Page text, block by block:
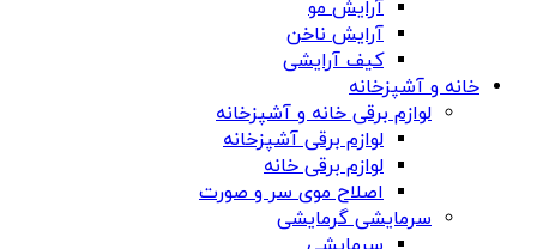
آرایش مو
آرایش ناخن
کیف آرایشی
خانه و آشپزخانه
لوازم برقی خانه و آشپزخانه
لوازم برقی آشپزخانه
لوازم برقی خانه
اصلاح موی سر و صورت
سرمایشی گرمایشی